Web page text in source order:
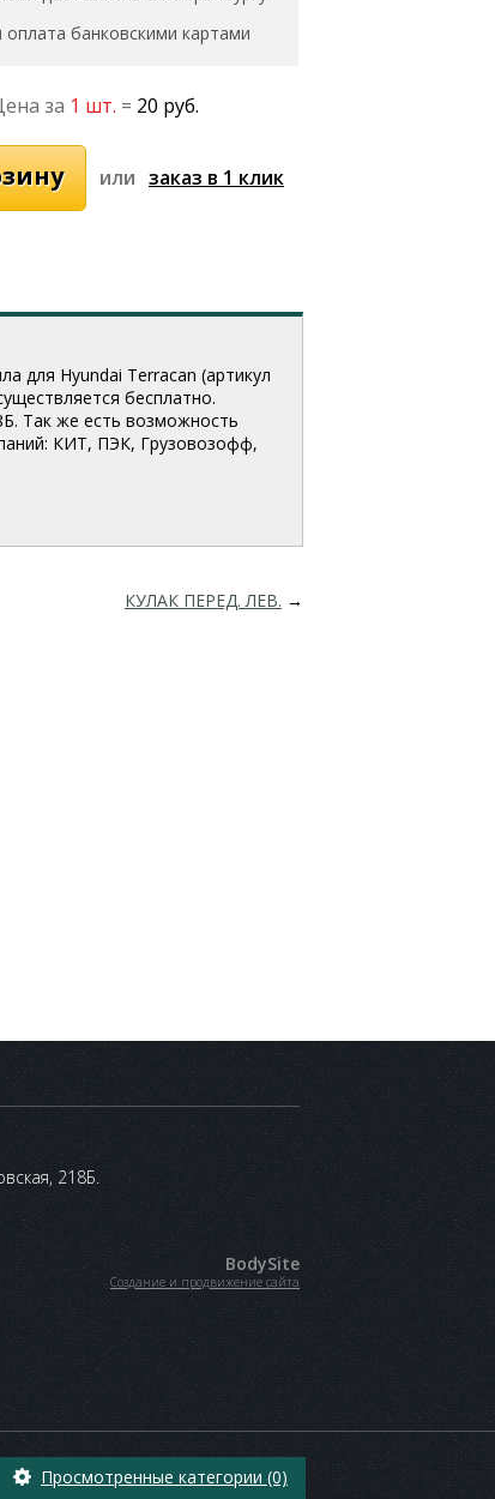
банковскими картами
за 1 шт. = 20 руб.
или
для Hyundai Terracan (артикул
бесплатно.
Так же есть возможность
КИТ, ПЭК, Грузовозофф,
КУЛАК ПЕРЕД. ЛЕВ. →
218Б.
BodySite
Создание и продвижение сайта
Просмотренные категории (0)